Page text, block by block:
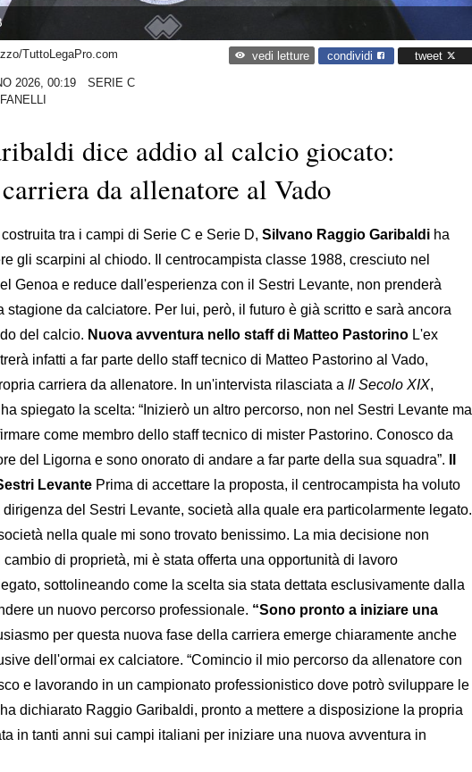
TuttoLegaPro.com vedi letture condividi tweet
2026, 00:19
SERIE C
dice addio al calcio giocato:
da allenatore al Vado
tra i campi di Serie C e Serie D, Silvano Raggio Garibaldi ha
gli scarpini al chiodo. Il centrocampista classe 1988, cresciuto nel
Genoa e reduce dall'esperienza con il Sestri Levante, non prenderà
stagione da calciatore. Per lui, però, il futuro è già scritto e sarà ancora
del calcio. Nuova avventura nello staff di Matteo Pastorino L'ex
infatti a far parte dello staff tecnico di Matteo Pastorino al Vado,
carriera da allenatore. In un'intervista rilasciata a Il Secolo XIX,
ha spiegato la scelta: “Inizierò un altro percorso, non nel Sestri Levante ma
come membro dello staff tecnico di mister Pastorino. Conosco da
del Ligorna e sono onorato di andare a far parte della sua squadra”.
Levante Prima di accettare la proposta, il centrocampista ha voluto
del Sestri Levante, società alla quale era particolarmente legato.
nella quale mi sono trovato benissimo. La mia decisione non
di proprietà, mi è stata offerta una opportunità di lavoro
sottolineando come la scelta sia stata dettata esclusivamente dalla
un nuovo percorso professionale. “Sono pronto a iniziare una
per questa nuova fase della carriera emerge chiaramente anche
dell'ormai ex calciatore. “Comincio il mio percorso da allenatore con
e lavorando in un campionato professionistico dove potrò sviluppare le
dichiarato Raggio Garibaldi, pronto a mettere a disposizione la propria
in tanti anni sui campi italiani per iniziare una nuova avventura in